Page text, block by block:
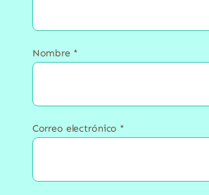
Nombre *
Correo electrónico *